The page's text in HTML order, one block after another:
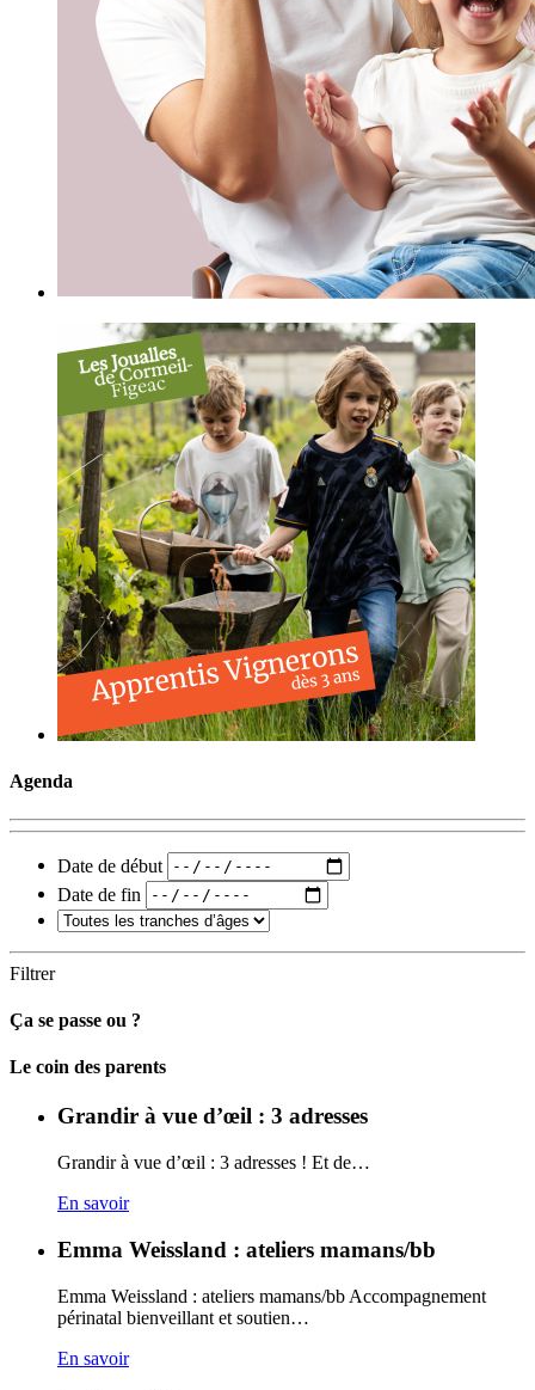
Agenda
Date de début
Date de fin
Filtrer
Ça se passe ou ?
Carto
Le coin des parents
Grandir à vue d’œil : 3 adresses
Grandir à vue d’œil : 3 adresses ! Et de…
En savoir
Emma Weissland : ateliers mamans/bb
Emma Weissland : ateliers mamans/bb Accompagnement
périnatal bienveillant et soutien…
En savoir